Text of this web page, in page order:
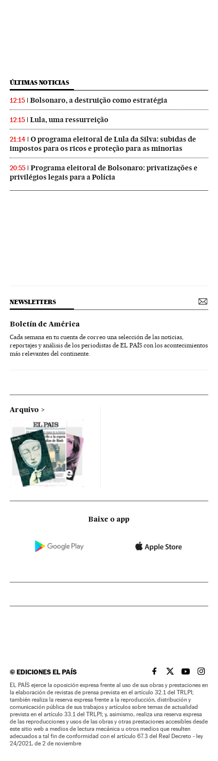
ÚLTIMAS NOTICIAS
12:15 Bolsonaro, a destruição como estratégia
12:15 Lula, uma ressurreição
21:14
O programa eleitoral de Lula da Silva: subidas de
impostos para os ricos e proteção para as minorias
20:55
Programa eleitoral de Bolsonaro: privatizações e
privilégios legais para a Polícia
NEWSLETTERS
Boletín de América
Cada semana en tu cuenta de correo una selección de las noticias,
reportajes y análisis de los periodistas de EL PAÍS con los acontecimientos
más relevantes del continente.
Arquivo
Baixe o app
©EDICIONES EL PAÍS EL PAÍS BRASIL EN
EL PAÍSEL PAÍS
EL
EL PAÍS ejerce la oposición expresa frente al uso de sus obras y prestaciones en
la elaboración de revistas de prensa prevista en el artículo 32.1 del TRLPI;
también realiza la reserva expresa frente a la reproducción, distribución y
comunicación pública de sus trabajos y artículos sobre temas de actualidad
prevista en el artículo 33.1 del TRLPI; y, asimismo, realiza una reserva expresa
de las reproducciones y usos de las obras y otras prestaciones accesibles desde
este sitio web a medios de lectura mecánica u otros medios que resulten
adecuados a tal fin de conformidad con el artículo 67.3 del Real Decreto - ley
24/2021, de 2 de noviembre